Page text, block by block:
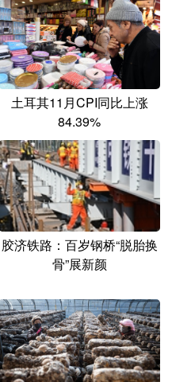
云南 西藏
青海 宁夏
黑龙江
Français عربى
日本語 한국어
土耳其11月CPI同比上涨
84.39%
胶济铁路：百岁钢桥“脱胎换
骨”展新颜